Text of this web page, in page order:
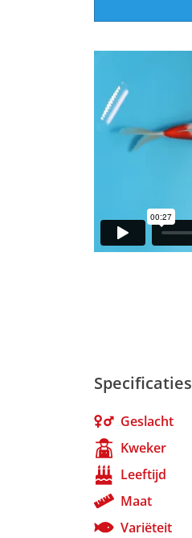
Specificaties
Geslacht
Kweker
Leeftijd
Maat
Variëteit